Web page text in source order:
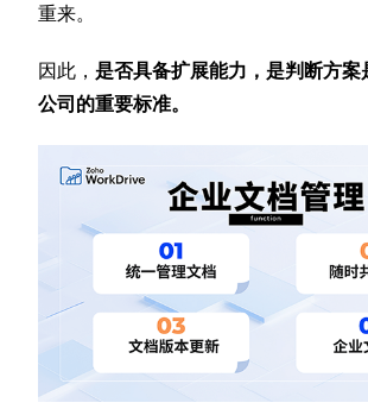
重来。
因此，是否具备扩展能力，是判断方案
公司的重要标准。